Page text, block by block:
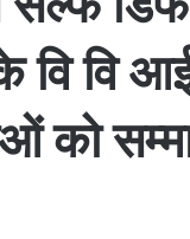
वि वि
को